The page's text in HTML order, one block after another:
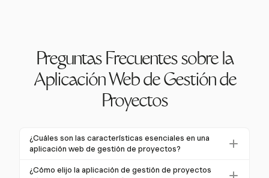
Preguntas Frecuentes sobre la
Aplicación Web de Gestión de
Proyectos
¿Cuáles son las características esenciales en una
aplicación web de gestión de proyectos?
Las características esenciales incluyen gestión de
¿Cómo elijo la aplicación de gestión de proyectos